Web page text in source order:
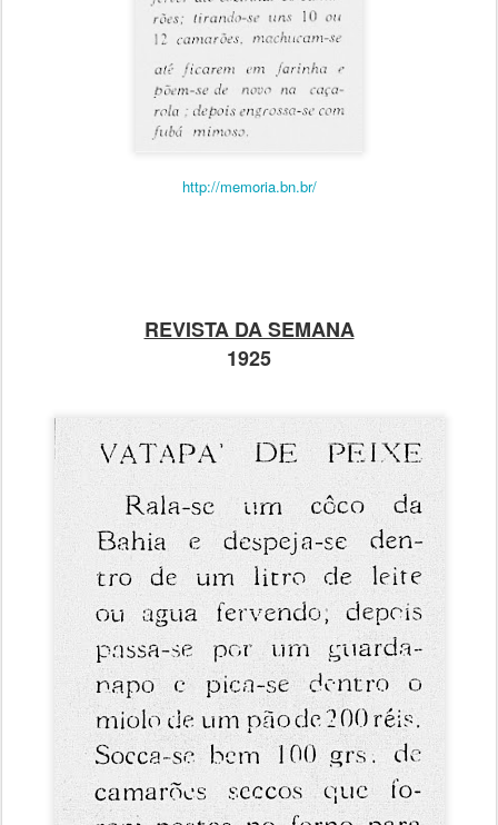
http://memoria.bn.br/
REVISTA DA SEMANA
1925